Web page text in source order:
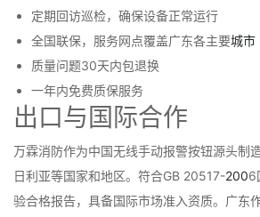
定期回访巡检，确保设备正常运行
全国联保，服务网点覆盖广东各主要城市
质量问题30天内包退换
一年内免费质保服务
出口与国际合作
万霖消防作为中国无线手动报警按钮源头制
日利亚等国家和地区。符合GB 20517-2006
验合格报告，具备国际市场准入资质。广东